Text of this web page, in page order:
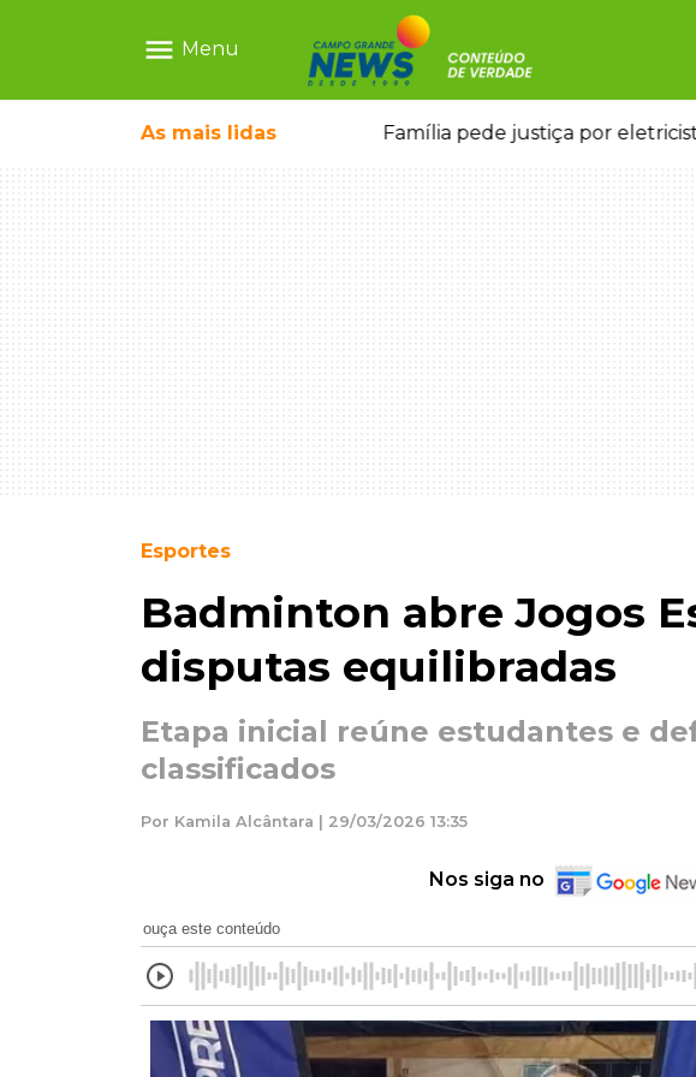
menu Menu
As mais lidas
e morre a caminho do hospital Família pede justiça por
Esportes
Badminton abre Jogos
disputas equilibradas
Etapa inicial reúne estudantes e
classificados
Por Kamila Alcântara | 29/03/2026 13:35
Nos siga no
ouça este conteúdo